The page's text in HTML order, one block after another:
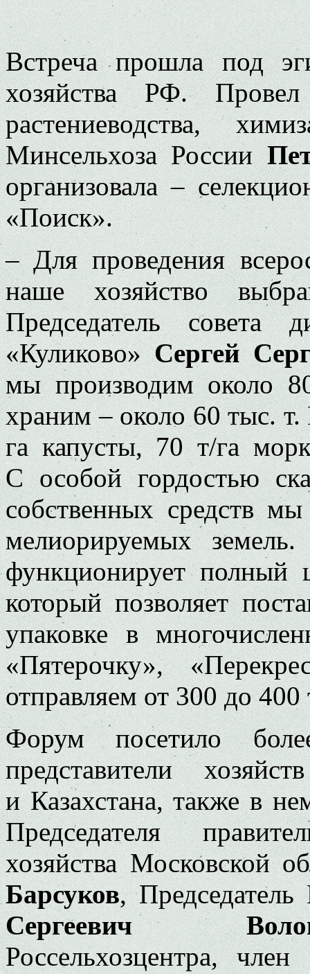
Встреча прошла под
хозяйства РФ.
растениеводства,
Минсельхоза России
организовала –
«Поиск».
– Для проведения
наше хозяйство
Председатель совета
«Куликово»Сергей
мы производим около
храним – около 60 тыс.
га капусты, 70 т/га
С особой гордостью
собственных средств
мелиорируемых
функционирует полный
который позволяет
упаковке в
«Пятерочку»,
отправляем от 300 до
Форум посетило
представители
и Казахстана, также в
Председателя
хозяйства Московской
Барсуков,
Сергеевич
Россельхозцентра,